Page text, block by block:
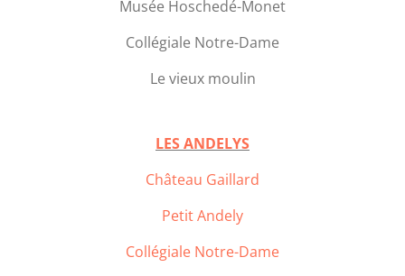
Musée Hoschedé-Monet
Collégiale Notre-Dame
Le vieux moulin
LES ANDELYS
Château Gaillard
Petit Andely
Collégiale Notre-Dame